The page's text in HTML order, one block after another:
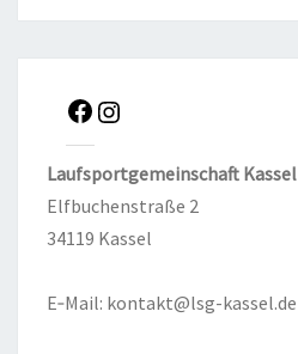
Lauf­sport­ge­mein­schaft Kas­sel
Elf­bu­chen­stra­ße 2
34119 Kas­sel
E‑Mail: kontakt@lsg-kassel.de